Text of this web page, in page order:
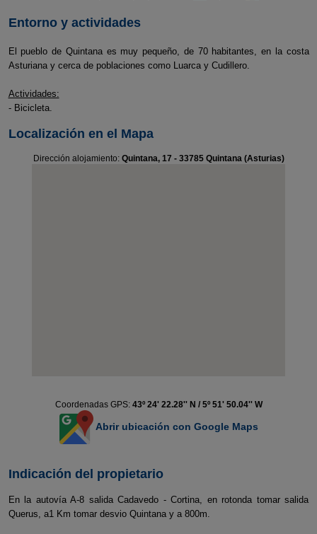
Entorno y actividades
El pueblo de Quintana es muy pequeño, de 70 habitantes, en la costa
Asturiana y cerca de poblaciones como Luarca y Cudillero.
Actividades:
- Bicicleta.
Localización en el Mapa
Dirección alojamiento: Quintana, 17 - 33785 Quintana (Asturias)
Coordenadas GPS: 43º 24' 22.28'' N / 5º 51' 50.04'' W
Abrir ubicación con Google Maps
Indicación del propietario
En la autovía A-8 salida Cadavedo - Cortina, en rotonda tomar salida
Querus, a1 Km tomar desvio Quintana y a 800m.